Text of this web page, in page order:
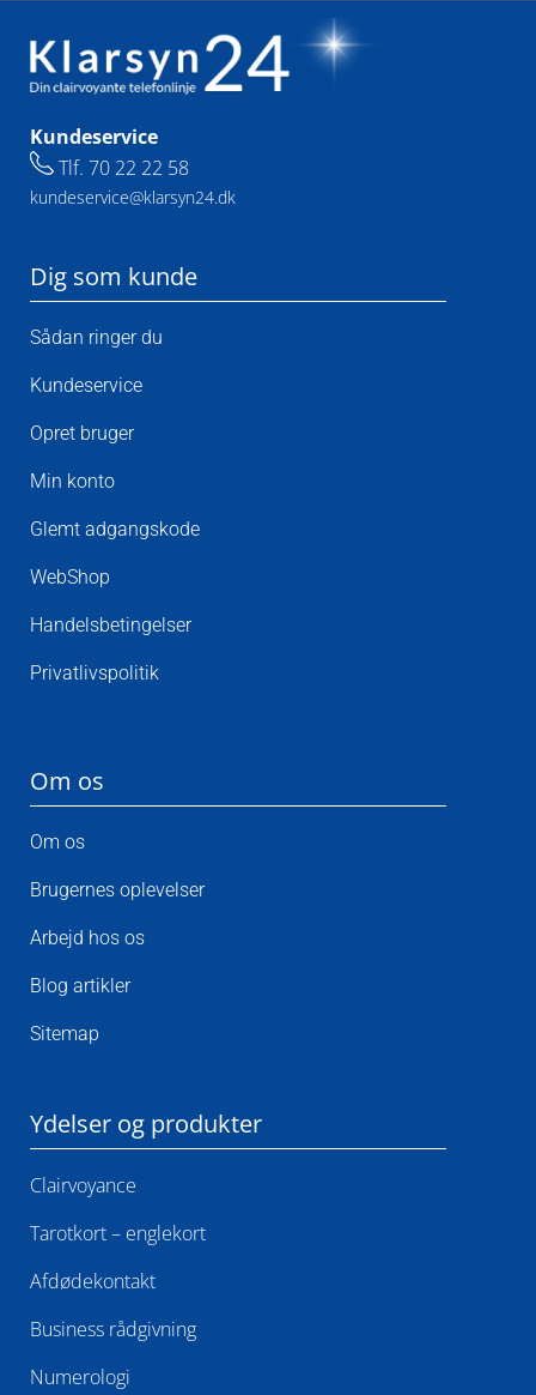
Kundeservice
Tlf. 70 22 22 58
kundeservice@klarsyn24.dk
Dig som kunde
Sådan ringer du
Kundeservice
Opret bruger
Min konto
Glemt adgangskode
WebShop
Handelsbetingelser
Privatlivspolitik
Om os
Om os
Brugernes oplevelser
Arbejd hos os
Blog artikler
Sitemap
Ydelser og produkter
Clairvoyance
Tarotkort – englekort
Afdødekontakt​
Business rådgivning
Numerologi